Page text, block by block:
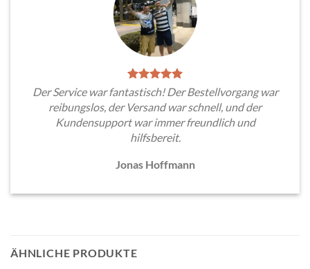
Der Service war fantastisch! Der Bestellvorgang war
reibungslos, der Versand war schnell, und der
Kundensupport war immer freundlich und
hilfsbereit.
Jonas Hoffmann
ÄHNLICHE PRODUKTE